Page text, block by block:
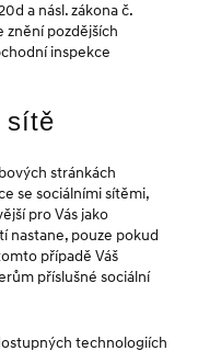
a násl. zákona č.
znění pozdějších
inspekce
sítě
stránkách
se sociálními sítěmi,
pro Vás jako
nastane, pouze pokud
případě Váš
příslušné sociální
technologiích